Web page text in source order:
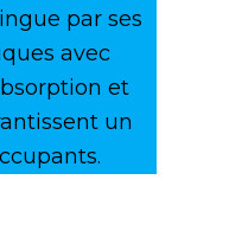
par ses
avec
et
un